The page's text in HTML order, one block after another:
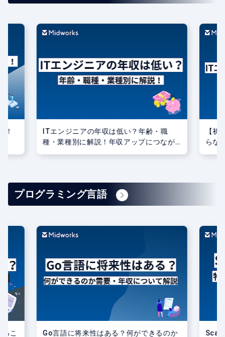
！
ITエンジニアの年収は低い？年齢・職
種・業種別に解説！年収アップにつなが
【初
らな
プログラミング言語
こ
Go言語に将来性はある？何ができるのか